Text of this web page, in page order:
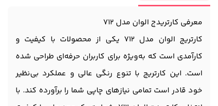
معرفی کارتریدج الوان مدل 712
کارتریج الوان مدل 712 یکی از محصولات با کیفیت و
کارآمدی است که به‌ویژه برای کاربران حرفه‌ای طراحی شده
است. این کارتریج با تنوع رنگی عالی و عملکرد بی‌نظیر
خود قادر است تمامی نیازهای چاپی شما را برآورده کند. با